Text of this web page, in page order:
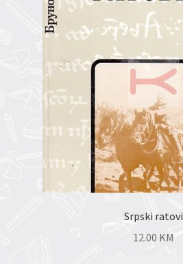
Srpski ratovi
12.00 KM